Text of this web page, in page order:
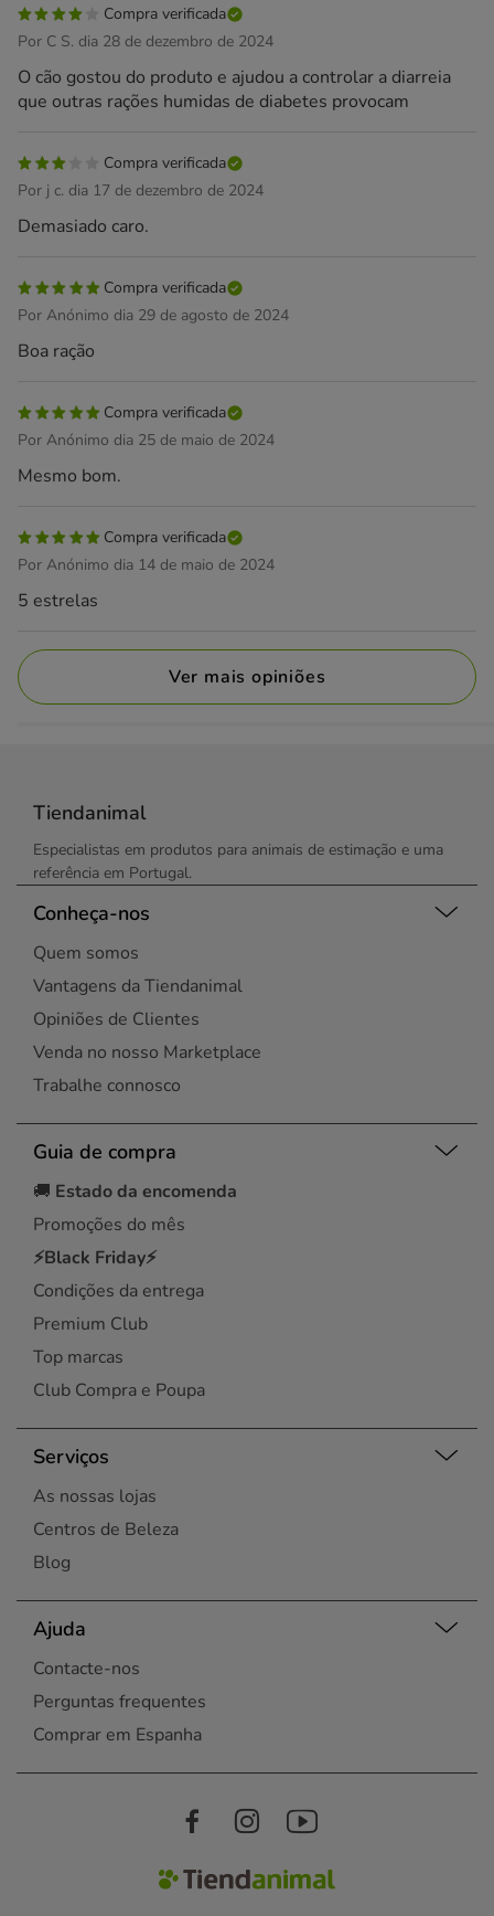
Compra verificada
Por C S. dia 28 de dezembro de 2024
O cão gostou do produto e ajudou a controlar a diarreia
que outras rações humidas de diabetes provocam
Compra verificada
Por j c. dia 17 de dezembro de 2024
Demasiado caro.
Compra verificada
Por Anónimo dia 29 de agosto de 2024
Boa ração
Compra verificada
Por Anónimo dia 25 de maio de 2024
Mesmo bom.
Compra verificada
Por Anónimo dia 14 de maio de 2024
5 estrelas
Ver mais opiniões
Tiendanimal
Especialistas em produtos para animais de estimação e uma
referência em Portugal.
Conheça-nos
Quem somos
Vantagens da Tiendanimal
Opiniões de Clientes
Venda no nosso Marketplace
Trabalhe connosco
Guia de compra
🚚 Estado da encomenda
Promoções do mês
⚡Black Friday⚡
Condições da entrega
Premium Club
Top marcas
Club Compra e Poupa
Serviços
As nossas lojas
Centros de Beleza
Blog
Ajuda
Contacte-nos
Perguntas frequentes
Comprar em Espanha